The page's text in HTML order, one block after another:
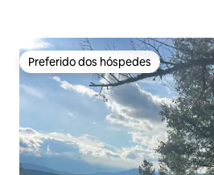
Preferido dos hóspedes
Preferido dos hóspedes